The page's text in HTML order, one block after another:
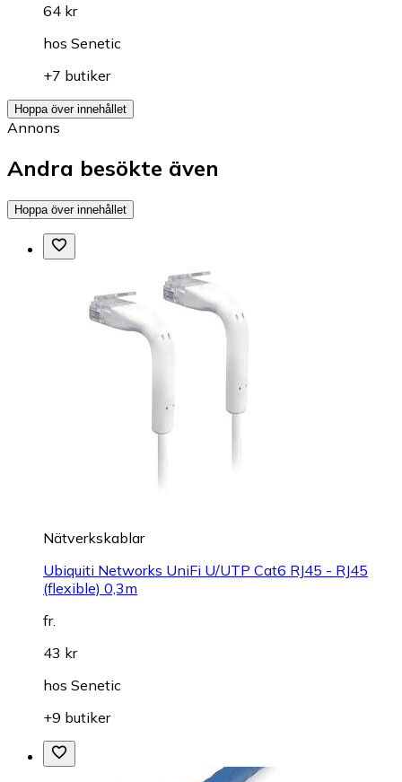
64 kr
hos Senetic
+7 butiker
Hoppa över innehållet
Annons
Andra besökte även
Hoppa över innehållet
Nätverkskablar
Ubiquiti Networks UniFi U/UTP Cat6 RJ45 - RJ45
(flexible) 0,3m
fr.
43 kr
hos Senetic
+9 butiker